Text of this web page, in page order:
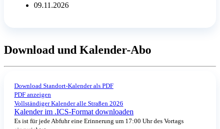
09.11.2026
Download und Kalender-Abo
Download Standort-Kalender als PDF
PDF anzeigen
Vollständiger Kalender alle Straßen 2026
Kalender im .ICS-Format downloaden
Es ist für jede Abfuhr eine Erinnerung um 17:00 Uhr des Vortags